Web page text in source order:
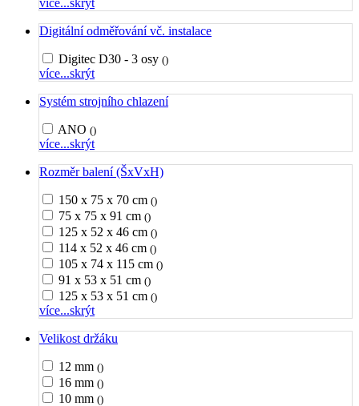
více...skrýt
Digitální odměřování vč. instalace
Digitec D30 - 3 osy ()
více...skrýt
Systém strojního chlazení
ANO ()
více...skrýt
Rozměr balení (ŠxVxH)
150 x 75 x 70 cm ()
75 x 75 x 91 cm ()
125 x 52 x 46 cm ()
114 x 52 x 46 cm ()
105 x 74 x 115 cm ()
91 x 53 x 51 cm ()
125 x 53 x 51 cm ()
více...skrýt
Velikost držáku
12 mm ()
16 mm ()
10 mm ()